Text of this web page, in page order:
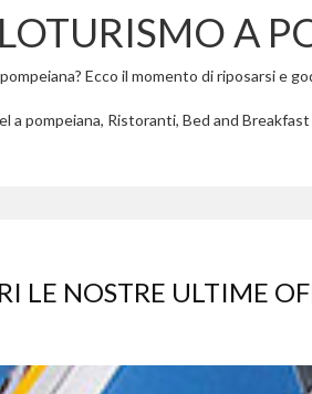
A
Ecco il momento di riposarsi e
a pompeiana, Ristoranti, Bed and
LE NOSTRE ULTIME